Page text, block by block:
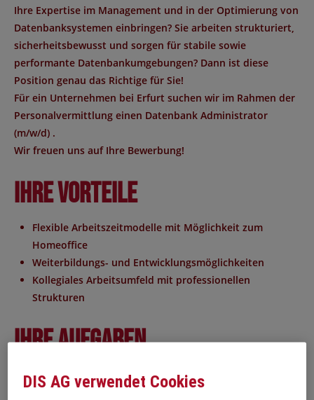
Ihre Expertise im Management und in der Optimierung von
Datenbanksystemen einbringen? Sie arbeiten strukturiert,
sicherheitsbewusst und sorgen für stabile sowie
performante Datenbankumgebungen? Dann ist diese
Position genau das Richtige für Sie!
Für ein Unternehmen bei Erfurt suchen wir im Rahmen der
Personalvermittlung einen Datenbank Administrator
(m/w/d) .
Wir freuen uns auf Ihre Bewerbung!
Ihre Vorteile
Flexible Arbeitszeitmodelle mit Möglichkeit zum
Homeoffice
Weiterbildungs- und Entwicklungsmöglichkeiten
Kollegiales Arbeitsumfeld mit professionellen
Strukturen
Ihre Aufgaben
Sie administrieren, überwachen und optimieren
Datenbanksysteme, insbesondere im Oracle-Umfeld
DIS AG verwendet Cookies